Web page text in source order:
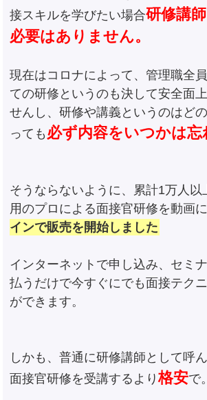
接スキルを学びたい場合研修講
必要はありません。
現在はコロナによって、管理職全
ての研修というのも決して安全面
せんし、研修や講義というのはど
っても 必ず内容をいつかは忘
そうならないように、累計1万人以
用のプロによる面接官研修を動画に
インで販売を開始しました
インターネットで申し込み、セミ
払うだけで今すぐにでも面接テク
ができます。
しかも、普通に研修講師として呼
面接官研修を受講するより格安で。